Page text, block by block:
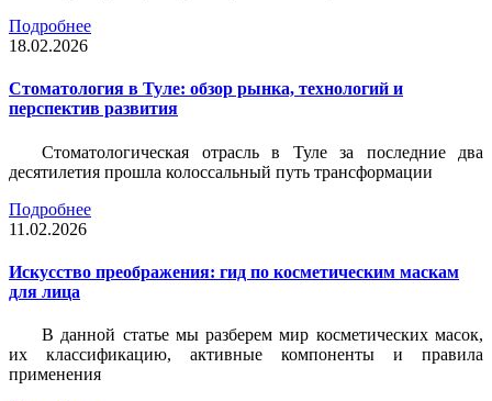
Подробнее
18.02.2026
Стоматология в Туле: обзор рынка, технологий и
перспектив развития
Стоматологическая отрасль в Туле за последние два
десятилетия прошла колоссальный путь трансформации
Подробнее
11.02.2026
Искусство преображения: гид по косметическим маскам
для лица
В данной статье мы разберем мир косметических масок,
их классификацию, активные компоненты и правила
применения